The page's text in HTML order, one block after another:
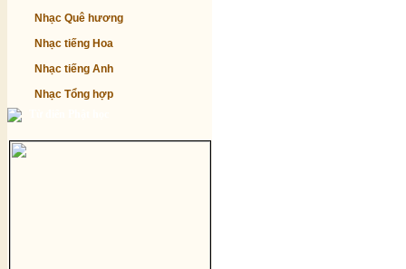
Nhạc Quê hương
Nhạc tiếng Hoa
Nhạc tiếng Anh
Nhạc Tổng hợp